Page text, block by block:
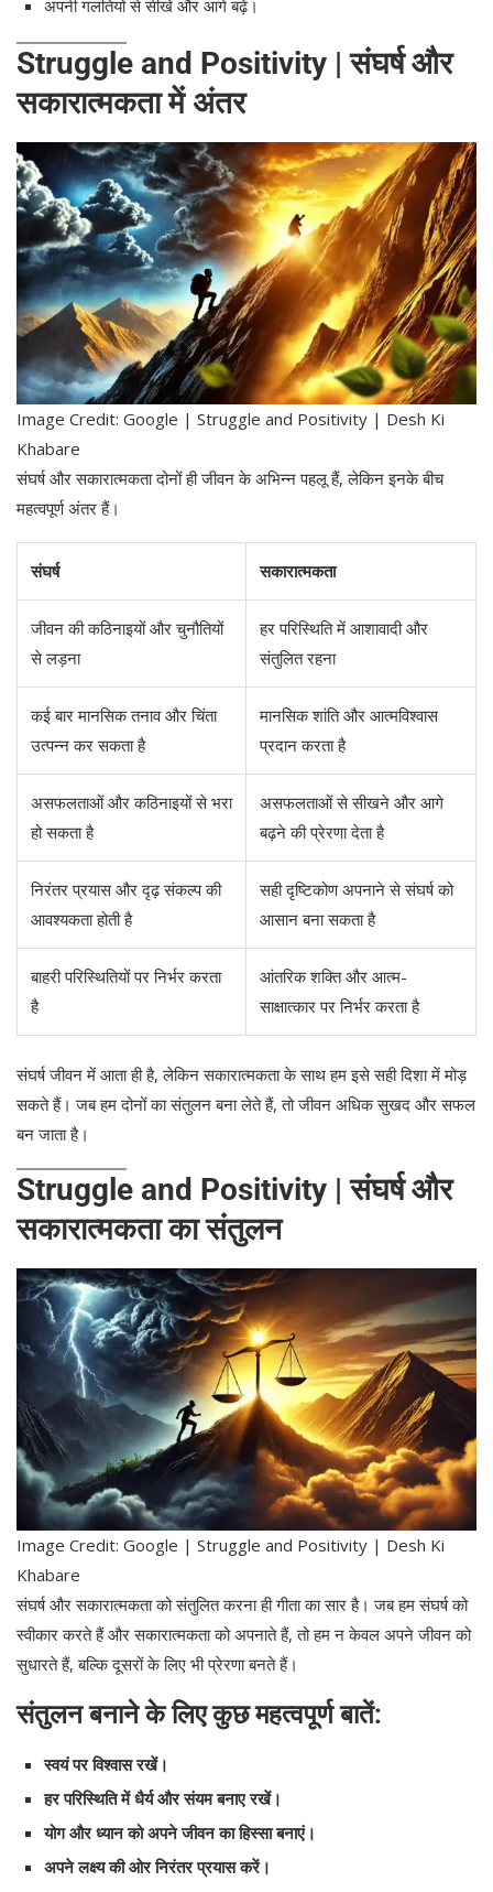
अपनी गलतियों से सीखें और आगे बढ़ें।
Struggle and Positivity | संघर्ष और
सकारात्मकता में अंतर
Image Credit: Google | Struggle and Positivity | Desh Ki
Khabare
संघर्ष और सकारात्मकता दोनों ही जीवन के अभिन्न पहलू हैं, लेकिन इनके बीच
महत्वपूर्ण अंतर हैं।
संघर्ष सकारात्मकता
जीवन की कठिनाइयों और चुनौतियों
से लड़ना
हर परिस्थिति में आशावादी और
संतुलित रहना
कई बार मानसिक तनाव और चिंता
उत्पन्न कर सकता है
मानसिक शांति और आत्मविश्वास
प्रदान करता है
असफलताओं और कठिनाइयों से भरा
हो सकता है
असफलताओं से सीखने और आगे
बढ़ने की प्रेरणा देता है
निरंतर प्रयास और दृढ़ संकल्प की
आवश्यकता होती है
सही दृष्टिकोण अपनाने से संघर्ष को
आसान बना सकता है
बाहरी परिस्थितियों पर निर्भर करता
है
आंतरिक शक्ति और आत्म-
साक्षात्कार पर निर्भर करता है
संघर्ष जीवन में आता ही है, लेकिन सकारात्मकता के साथ हम इसे सही दिशा में मोड़
सकते हैं। जब हम दोनों का संतुलन बना लेते हैं, तो जीवन अधिक सुखद और सफल
बन जाता है।
Struggle and Positivity | संघर्ष और
सकारात्मकता का संतुलन
Image Credit: Google | Struggle and Positivity | Desh Ki
Khabare
संघर्ष और सकारात्मकता को संतुलित करना ही गीता का सार है। जब हम संघर्ष को
स्वीकार करते हैं और सकारात्मकता को अपनाते हैं, तो हम न केवल अपने जीवन को
सुधारते हैं, बल्कि दूसरों के लिए भी प्रेरणा बनते हैं।
संतुलन बनाने के लिए कुछ महत्वपूर्ण बातें:
स्वयं पर विश्वास रखें।
हर परिस्थिति में धैर्य और संयम बनाए रखें।
योग और ध्यान को अपने जीवन का हिस्सा बनाएं।
अपने लक्ष्य की ओर निरंतर प्रयास करें।